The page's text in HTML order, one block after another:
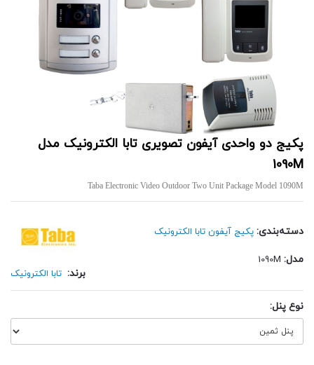
پکیج دو واحدی آیفون تصویری تابا الکترونیک مدل
1090M
Taba Electronic Video Outdoor Two Unit Package Model 1090M
دسته‌بندی: پکیج آیفون تابا الکترونیک
مدل:
برند: تابا الکترونیک
نوع پنل: